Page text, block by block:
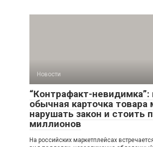
Новости
“Контрафакт-
обычная карточка
нарушать закон и стоить
миллионов
На российских маркетплейсах